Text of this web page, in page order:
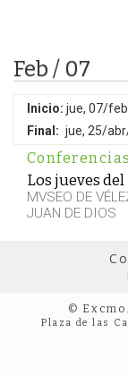
Feb / 07
Inicio: jue, 07/
Final: jue, 25/
Conferencias
Los jueves
MVSEO DE
JUAN DE DIOS
©
Plaza de las